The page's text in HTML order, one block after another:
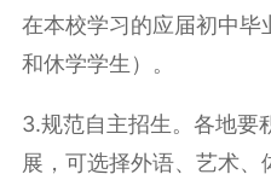
在本校学习的应届初中毕
和休学学生）。
3.规范自主招生。 各地要
展，可选择外语、艺术